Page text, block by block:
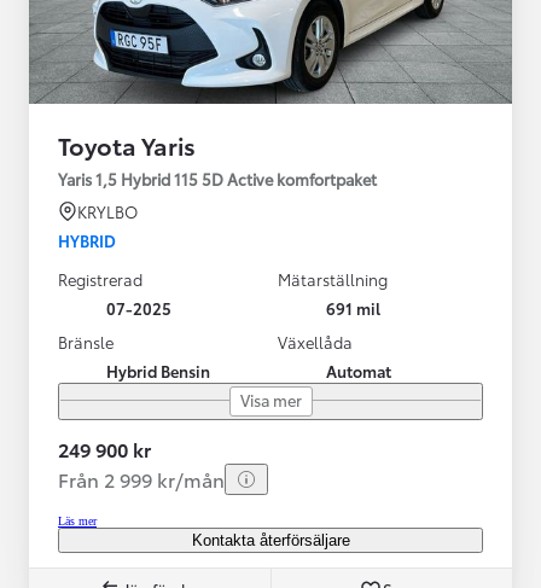
Toyota Yaris
Yaris 1,5 Hybrid 115 5D Active komfortpaket
KRYLBO
HYBRID
Registrerad
07-2025
Mätarställning
691 mil
Bränsle
Hybrid Bensin
Växellåda
Automat
Visa mer
249 900 kr
Från 2 999 kr/mån
Läs mer
Kontakta återförsäljare